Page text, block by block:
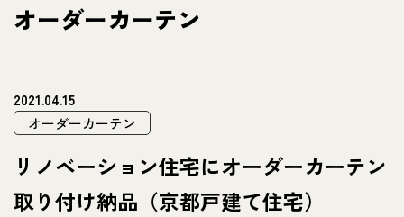
オーダーカーテン
2021.04.15
オーダーカーテン
リノベーション住宅にオーダーカーテン
取り付け納品（京都戸建て住宅）